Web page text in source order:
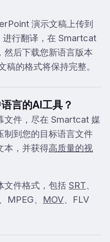
演示文稿上传到
进行翻译，在 Smartcat
然后下载您新语言版本
的格式将保持完整。
言的AI工具？
文件，尽在 Smartcat 媒
制到您的目标语言文件
本，并获得高质量的视
文件格式，包括SRT、
、MPEG、 MOV、FLV